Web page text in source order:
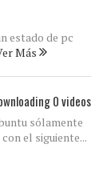
estado de pc
Más
0 videos
sólamente
el siguiente...